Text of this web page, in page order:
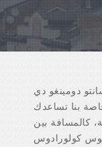
دومينغو دي
بنا تساعدك
كالمسافة بين